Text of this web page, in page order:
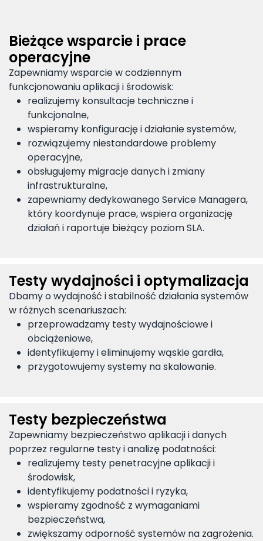
Bieżące wsparcie i prace
operacyjne
Zapewniamy wsparcie w codziennym
funkcjonowaniu aplikacji i środowisk:
realizujemy konsultacje techniczne i
funkcjonalne,
wspieramy konfigurację i działanie systemów,
rozwiązujemy niestandardowe problemy
operacyjne,
obsługujemy migracje danych i zmiany
infrastrukturalne,
zapewniamy dedykowanego Service Managera,
który koordynuje prace, wspiera organizację
działań i raportuje bieżący poziom SLA.
Testy wydajności i optymalizacja
Dbamy o wydajność i stabilność działania systemów
w różnych scenariuszach:
przeprowadzamy testy wydajnościowe i
obciążeniowe,
identyfikujemy i eliminujemy wąskie gardła,
przygotowujemy systemy na skalowanie.
Testy bezpieczeństwa
Zapewniamy bezpieczeństwo aplikacji i danych
poprzez regularne testy i analizę podatności:
realizujemy testy penetracyjne aplikacji i
środowisk,
identyfikujemy podatności i ryzyka,
wspieramy zgodność z wymaganiami
bezpieczeństwa,
zwiększamy odporność systemów na zagrożenia.